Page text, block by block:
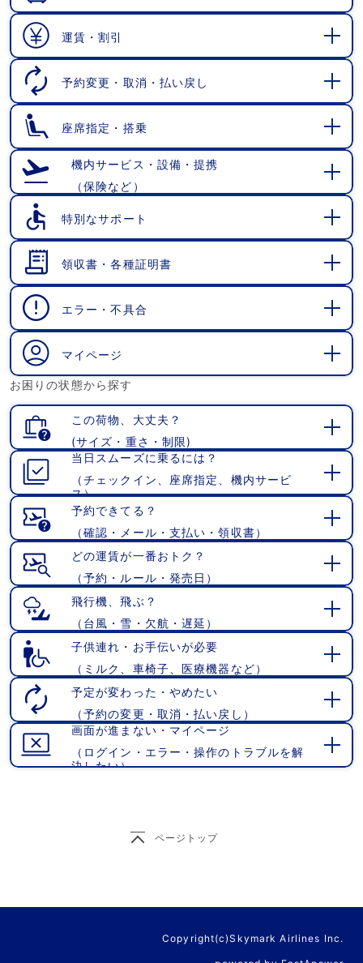
運賃・割引
予約変更・取消・払い戻し
座席指定・搭乗
機内サービス・設備・提携
（保険など）
特別なサポート
領収書・各種証明書
エラー・不具合
マイページ
お困りの状態から探す
この荷物、大丈夫？
(サイズ・重さ・制限)
当日スムーズに乗るには？
（チェックイン、座席指定、機内サービ
ス）
予約できてる？
（確認・メール・支払い・領収書）
どの運賃が一番おトク？
（予約・ルール・発売日）
飛行機、飛ぶ？
（台風・雪・欠航・遅延）
子供連れ・お手伝いが必要
（ミルク、車椅子、医療機器など）
予定が変わった・やめたい
（予約の変更・取消・払い戻し）
画面が進まない・マイページ
（ログイン・エラー・操作のトラブルを解
決したい）
ページトップ
Copyright(c)Skymark Airlines Inc.